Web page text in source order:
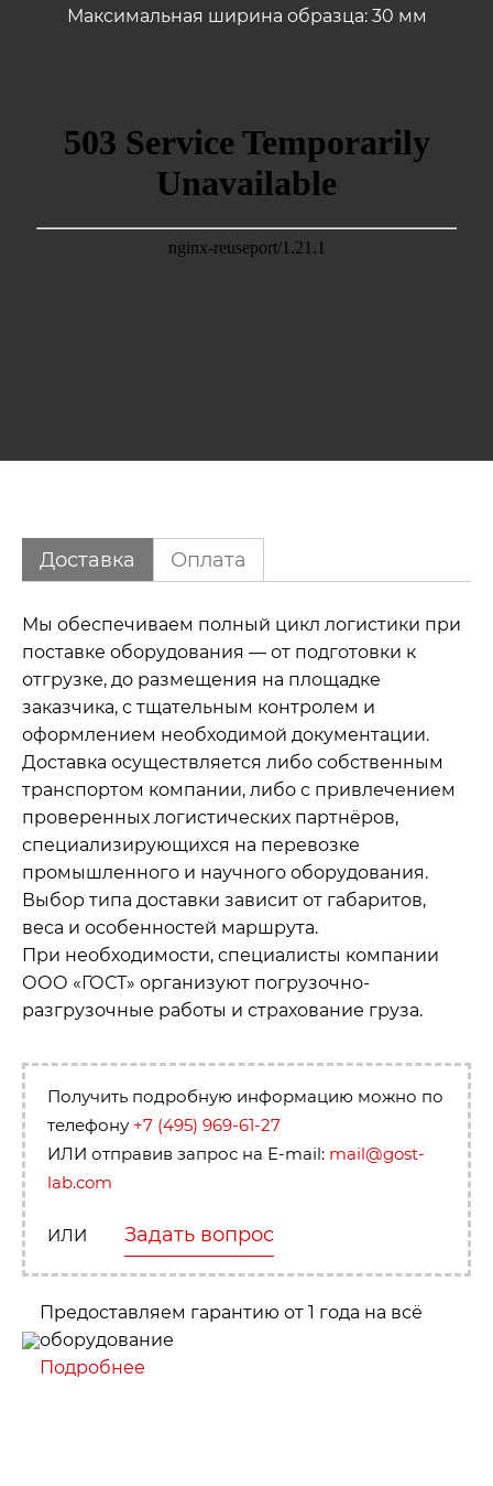
Максимальная ширина образца: 30 мм
Доставка Оплата
Мы обеспечиваем полный цикл логистики при
поставке оборудования — от подготовки к
отгрузке, до размещения на площадке
заказчика, с тщательным контролем и
оформлением необходимой документации.
Доставка осуществляется либо собственным
транспортом компании, либо с привлечением
проверенных логистических партнёров,
специализирующихся на перевозке
промышленного и научного оборудования.
Выбор типа доставки зависит от габаритов,
веса и особенностей маршрута.
При необходимости, специалисты компании
ООО «ГОСТ» организуют погрузочно-
разгрузочные работы и страхование груза.
Получить подробную информацию можно по
телефону +7 (495) 969-61-27
ИЛИ отправив запрос на E-mail: mail@gost-
lab.com
ИЛИ Задать вопрос
Предоставляем гарантию от 1 года на всё
оборудование
Подробнее